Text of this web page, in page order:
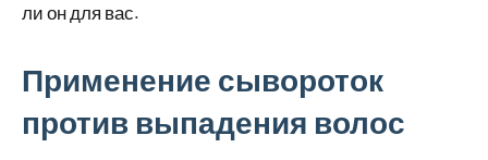
ли он для вас.
Применение сывороток
против выпадения волос